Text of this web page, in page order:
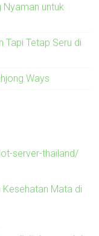
Nyaman untuk
Tapi Tetap Seru di
Ways
server-thailand/
Kesehatan Mata di